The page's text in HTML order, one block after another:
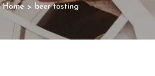
Home > beer tasting